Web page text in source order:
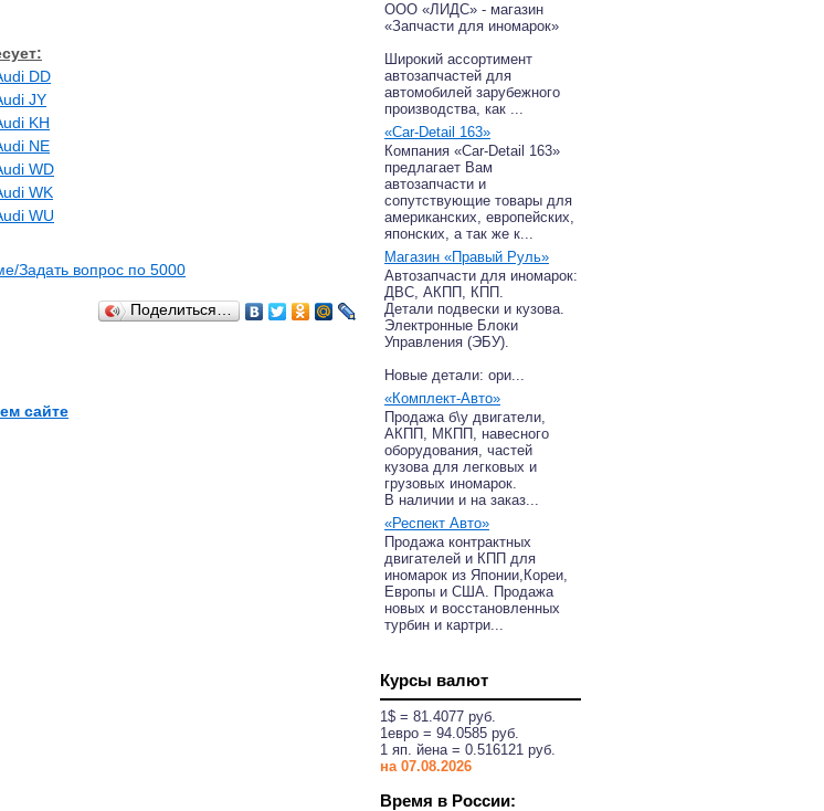
DD
JY
KH
NE
WD
WK
WU
Задать вопрос по 5000
Поделиться…
сайте
ООО «ЛИДС» - магазин
«Запчасти для иномарок»
Широкий ассортимент
автозапчастей для
автомобилей зарубежного
производства, как ...
«Car-Detail 163»
Компания «Car-Detail 163»
предлагает Вам
автозапчасти и
сопутствующие товары для
американских, европейских,
японских, а так же к...
Магазин «Правый Руль»
Автозапчасти для иномарок:
ДВС, АКПП, КПП.
Детали подвески и кузова.
Электронные Блоки
Управления (ЭБУ).
Новые детали: ори...
«Комплект-Авто»
Продажа б\у двигатели,
АКПП, МКПП, навесного
оборудования, частей
кузова для легковых и
грузовых иномарок.
В наличии и на заказ...
«Респект Авто»
Продажа контрактных
двигателей и КПП для
иномарок из Японии,Кореи,
Европы и США. Продажа
новых и восстановленных
турбин и картри...
Курсы валют
1$ = 81.4077 руб.
1eвро = 94.0585 руб.
1 яп. йена = 0.516121 руб.
на 07.08.2026
Время в России: